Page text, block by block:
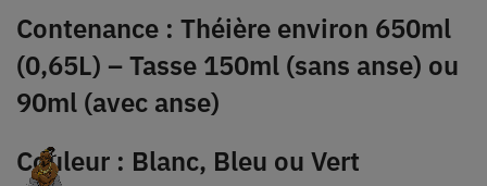
Contenance : Théière environ 650ml
(0,65L) – Tasse 150ml (sans anse) ou
90ml (avec anse)
Couleur : Blanc, Bleu ou Vert